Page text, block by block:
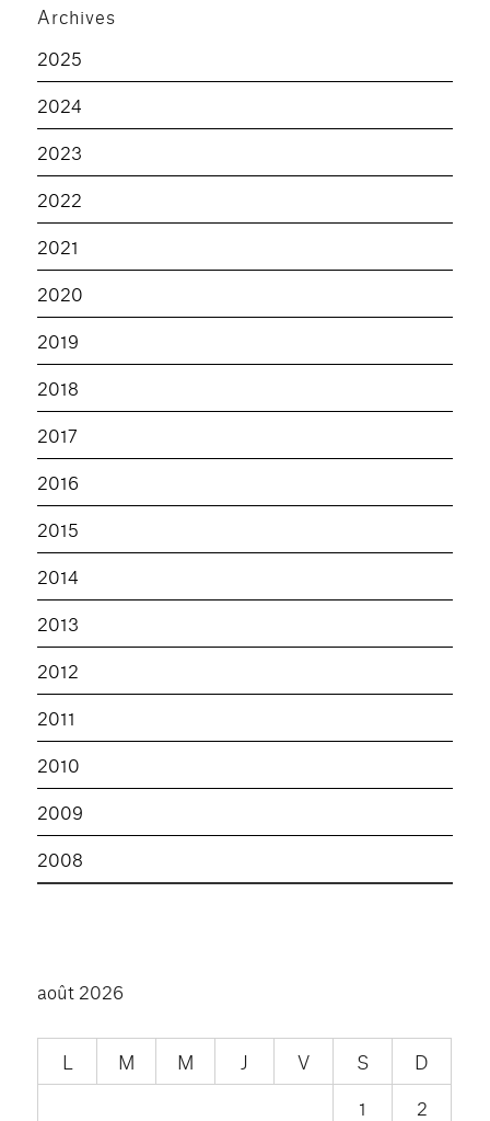
Archives
2025
2024
2023
2022
2021
2020
2019
2018
2017
2016
2015
2014
2013
2012
2011
2010
2009
2008
août 2026
L M M J V S
D
1
2